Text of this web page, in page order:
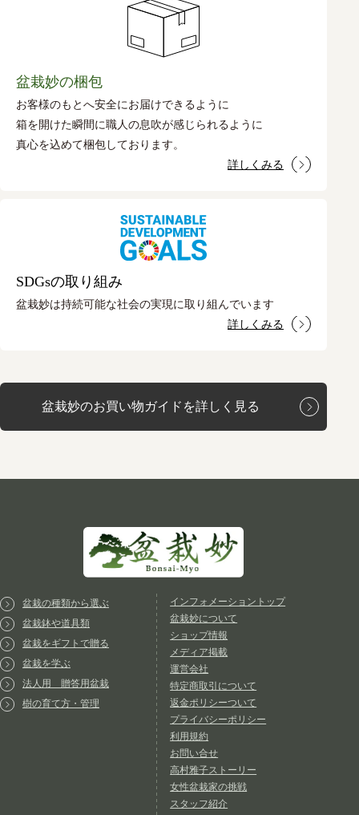
盆栽妙の梱包
お客様のもとへ安全にお届けできるように
箱を開けた瞬間に職人の息吹が感じられるように
真心を込めて梱包しております。
詳しくみる
SDGsの取り組み
盆栽妙は持続可能な社会の実現に取り組んでいます
詳しくみる
盆栽妙のお買い物ガイドを詳しく見る
盆栽の種類から選ぶ
盆栽鉢や道具類
盆栽をギフトで贈る
盆栽を学ぶ
法人用 贈答用盆栽
樹の育て方・管理
インフォメーショントップ
盆栽妙について
ショップ情報
メディア掲載
運営会社
特定商取引について
返金ポリシーついて
プライバシーポリシー
利用規約
お問い合せ
高村雅子ストーリー
女性盆栽家の挑戦
スタッフ紹介